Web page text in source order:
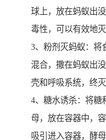
球上，放在蚂蚁出
毒性，可以有效地灭
3、粉剂灭蚂蚁：将
混合，撒在蚂蚁出
壳和呼吸系统，终灭
4、糖水诱杀：将糖
母，放在容器中，
吸引进入容器，酵